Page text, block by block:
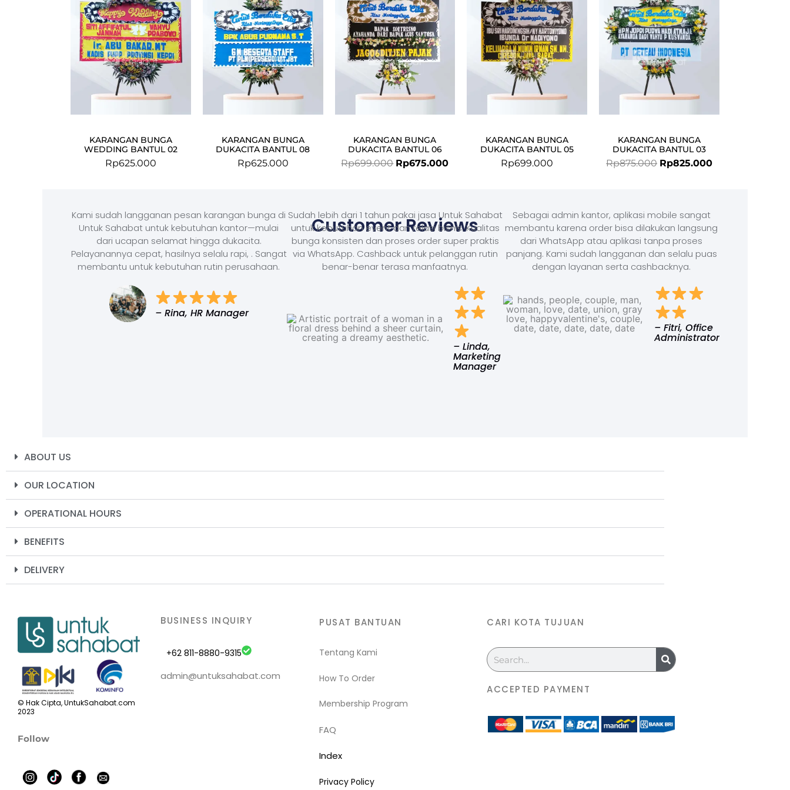
KARANGAN BUNGA
WEDDING BANTUL 02
Rp625.000
KARANGAN BUNGA
DUKACITA BANTUL 08
Rp625.000
KARANGAN BUNGA
DUKACITA BANTUL 06
Rp699.000
Rp699.000.
Rp675.000
Rp675.000.
KARANGAN BUNGA
DUKACITA BANTUL 05
Rp699.000
KARANGAN BUNGA
DUKACITA BANTUL 03
Rp875.000
Rp875.000.
Rp825.000
Customer Reviews
Kami sudah langganan pesan karangan bunga di
Untuk Sahabat untuk kebutuhan kantor—mulai
dari ucapan selamat hingga dukacita.
Pelayanannya cepat, hasilnya selalu rapi, . Sangat
membantu untuk kebutuhan rutin perusahaan.
– Rina, HR Manager
Sudah lebih dari 1 tahun pakai jasa Untuk Sahabat
untuk kebutuhan event dan relasi bisnis. Kualitas
bunga konsisten dan proses order super praktis
via WhatsApp. Cashback untuk pelanggan rutin
benar-benar terasa manfaatnya.
– Linda,
Marketing
Manager
Sebagai admin kantor, aplikasi mobile sangat
membantu karena order bisa dilakukan langsung
dari WhatsApp atau aplikasi tanpa proses
panjang. Kami sudah langganan dan selalu puas
dengan layanan serta cashbacknya.
– Fitri, Office
Administrator
ABOUT US
OUR LOCATION
OPERATIONAL HOURS
BENEFITS
DELIVERY
© Hak Cipta, UntukSahabat.com
2023
Follow
BUSINESS INQUIRY
+62 811-8880-9315
admin@untuksahabat.com
PUSAT BANTUAN
Tentang Kami
How To Order
Membership Program
FAQ
Index
Privacy Policy
CARI KOTA TUJUAN
Search
ACCEPTED PAYMENT